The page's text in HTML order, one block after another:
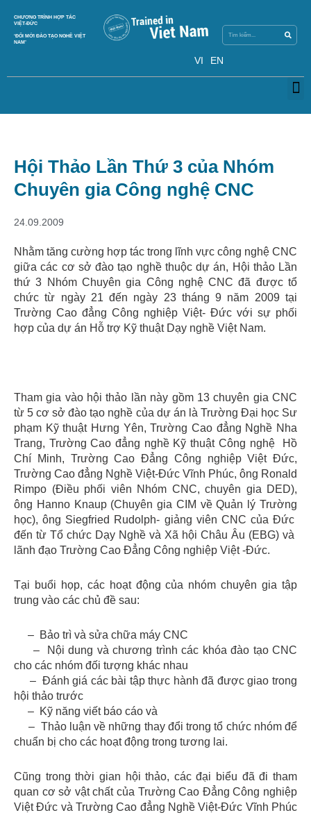
CHƯƠNG TRÌNH HỢP TÁC
VIỆT-ĐỨC
‘ĐỔI MỚI ĐÀO TẠO NGHỀ VIỆT
NAM’
VI EN
Hội Thảo Lần Thứ 3 của Nhóm
Chuyên gia Công nghệ CNC
24.09.2009
Nhằm tăng cường hợp tác trong lĩnh vực công nghệ CNC
giữa các cơ sở đào tạo nghề thuộc dự án, Hội thảo Lần
thứ 3 Nhóm Chuyên gia Công nghệ CNC đã được tổ
chức từ ngày 21 đến ngày 23 tháng 9 năm 2009 tại
Trường Cao đẳng Công nghiệp Việt- Đức với sự phối
hợp của dự án Hỗ trợ Kỹ thuật Dạy nghề Việt Nam.
Tham gia vào hội thảo lần này gồm 13 chuyên gia CNC
từ 5 cơ sở đào tạo nghề của dự án là Trường Đại học Sư
phạm Kỹ thuật Hưng Yên, Trường Cao đẳng Nghề Nha
Trang, Trường Cao đẳng nghề Kỹ thuật Công nghệ Hồ
Chí Minh, Trường Cao Đẳng Công nghiệp Việt Đức,
Trường Cao đẳng Nghề Việt-Đức Vĩnh Phúc, ông Ronald
Rimpo (Điều phối viên Nhóm CNC, chuyên gia DED),
ông Hanno Knaup (Chuyên gia CIM về Quản lý Trường
học), ông Siegfried Rudolph- giảng viên CNC của Đức
đến từ Tổ chức Dạy Nghề và Xã hội Châu Âu (EBG) và
lãnh đạo Trường Cao Đẳng Công nghiệp Việt -Đức.
Tại buổi họp, các hoạt động của nhóm chuyên gia tập
trung vào các chủ đề sau:
– Bảo trì và sửa chữa máy CNC
– Nội dung và chương trình các khóa đào tạo CNC
cho các nhóm đối tượng khác nhau
– Đánh giá các bài tập thực hành đã được giao trong
hội thảo trước
– Kỹ năng viết báo cáo và
– Thảo luận về những thay đổi trong tổ chức nhóm để
chuẩn bị cho các hoạt động trong tương lai.
Cũng trong thời gian hội thảo, các đại biểu đã đi tham
quan cơ sở vật chất của Trường Cao Đẳng Công nghiệp
Việt Đức và Trường Cao đẳng Nghề Việt-Đức Vĩnh Phúc